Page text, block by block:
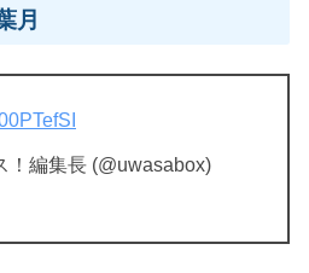
月
編集長 (@uwasabox)